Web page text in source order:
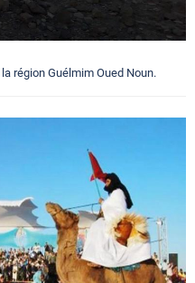
région Guélmim Oued Noun.